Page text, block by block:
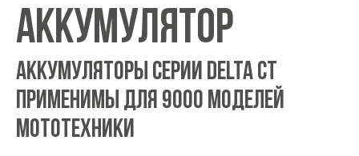
АККУМУЛЯТОР
АККУМУЛЯТОРЫ СЕРИИ DELTA CT
ПРИМЕНИМЫ ДЛЯ 9000 МОДЕЛЕЙ
МОТОТЕХНИКИ